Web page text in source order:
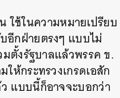
ใช้ในความหมายเปรียบ
อีกฝ่ายตรงๆ แบบไม่
มตั้งรัฐบาลแล้วพรรค ข.
ห้กระทรวงเกรดเอสัก
แบบนี้ก็อาจจะบอกว่า